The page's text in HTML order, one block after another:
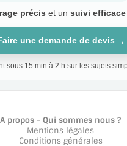
précis et un suivi efficace
une demande de devis →
sous 15 min à 2 h sur les sujets
A propos - Qui sommes nous ?
Mentions légales
Conditions générales